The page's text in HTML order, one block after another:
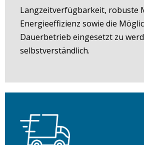
Langzeitverfügbarkeit, robuste
Energieeffizienz sowie die
Dauerbetrieb eingesetzt zu
selbstverständlich.